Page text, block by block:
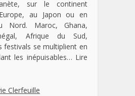
sur le continent
au Japon ou en
Nord. Maroc, Ghana,
Afrique du Sud,
festivals se multiplient en
les inépuisables… Lire
Clerfeuille